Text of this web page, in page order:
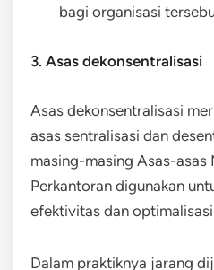
bagi organisasi
3. Asas dekonsentralisasi
Asas dekonsentralisasi
asas sentralisasi dan
masing-masing Asas-asas
Perkantoran digunakan
efektivitas dan
Dalam praktiknya jarang